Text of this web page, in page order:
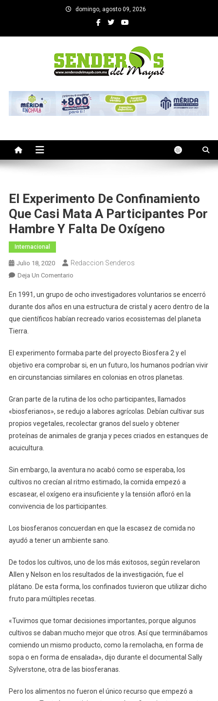
domingo, agosto 09, 2026
SENDEROS DEL MAYAB
El Experimento De Confinamiento
Que Casi Mata A Participantes Por
Hambre Y Falta De Oxígeno
Internacional
Julio 18, 2020 Redaccion Senderos
Deja Un ComentarioEn
Experimento
De
Confinamiento
Mata
A
Participantes
Hambre
Y
Falta
En 1991, un grupo de ocho investigadores voluntarios se encerró
durante dos años en una estructura de cristal y acero dentro de la
que científicos habían recreado varios ecosistemas del planeta
Tierra.
El experimento formaba parte del proyecto Biosfera 2 y el
objetivo era comprobar si, en un futuro, los humanos podrían vivir
en circunstancias similares en colonias en otros planetas.
Gran parte de la rutina de los ocho participantes, llamados
«biosferianos», se redujo a labores agrícolas. Debían cultivar sus
propios vegetales, recolectar granos del suelo y obtener
proteínas de animales de granja y peces criados en estanques de
acuicultura.
Sin embargo, la aventura no acabó como se esperaba, los
cultivos no crecían al ritmo estimado, la comida empezó a
escasear, el oxígeno era insuficiente y la tensión afloró en la
convivencia de los participantes.
Los biosferanos concuerdan en que la escasez de comida no
ayudó a tener un ambiente sano.
De todos los cultivos, uno de los más exitosos, según revelaron
Allen y Nelson en los resultados de la investigación, fue el
plátano. De esta forma, los confinados tuvieron que utilizar dicho
fruto para múltiples recetas.
«Tuvimos que tomar decisiones importantes, porque algunos
cultivos se daban mucho mejor que otros. Así que terminábamos
comiendo un mismo producto, como la remolacha, en forma de
sopa o en forma de ensalada», dijo durante el documental Sally
Sylverstone, otra de las biosferanas.
Pero los alimentos no fueron el único recurso que empezó a